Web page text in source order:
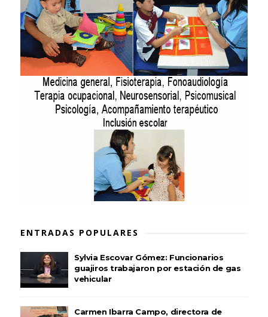
ENTRADAS POPULARES
Sylvia Escovar Gómez: Funcionarios
guajiros trabajaron por estación de gas
vehicular
Carmen Ibarra Campo, directora de